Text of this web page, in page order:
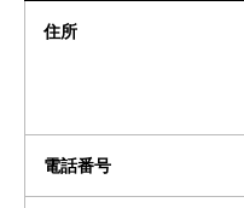
住所
電話番号